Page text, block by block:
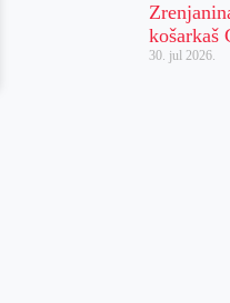
košarkaš
30. jul 2026.